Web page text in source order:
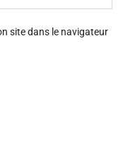
site dans le navigateur